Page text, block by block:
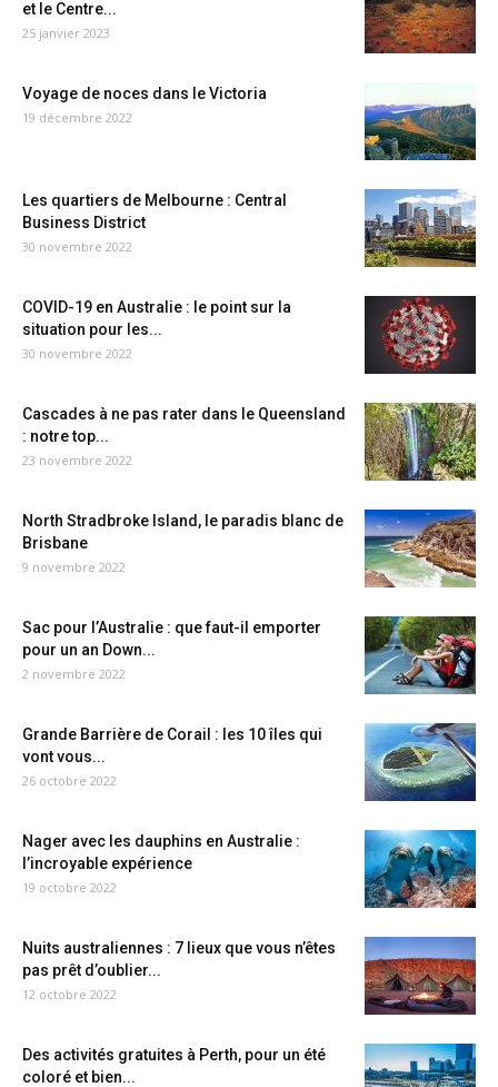
et le Centre...
25 janvier 2023
Voyage de noces dans le Victoria
19 décembre 2022
Les quartiers de Melbourne : Central
Business District
30 novembre 2022
COVID-19 en Australie : le point sur la
situation pour les...
30 novembre 2022
Cascades à ne pas rater dans le Queensland
: notre top...
23 novembre 2022
North Stradbroke Island, le paradis blanc de
Brisbane
9 novembre 2022
Sac pour l’Australie : que faut-il emporter
pour un an Down...
2 novembre 2022
Grande Barrière de Corail : les 10 îles qui
vont vous...
26 octobre 2022
Nager avec les dauphins en Australie :
l’incroyable expérience
19 octobre 2022
Nuits australiennes : 7 lieux que vous n’êtes
pas prêt d’oublier...
12 octobre 2022
Des activités gratuites à Perth, pour un été
coloré et bien...